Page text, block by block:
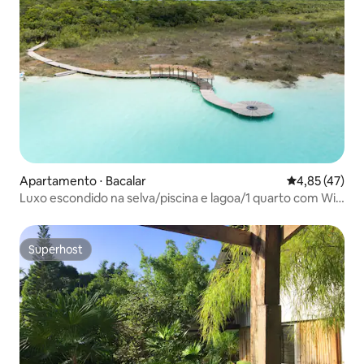
Apartamento ⋅ Bacalar 4,85 de uma
4,85 (47)
Luxo escondido na selva/piscina e lagoa/1 quarto com Wi-
Superhost
Superhost